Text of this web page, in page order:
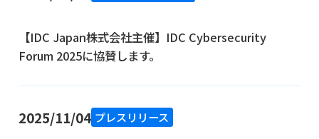
【IDC Japan株式会社主催】IDC Cybersecurity
Forum 2025に協賛します。
2025/11/04 プレスリリース